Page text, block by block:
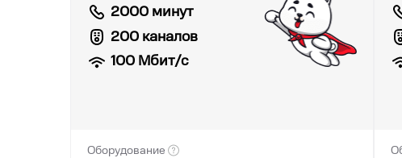
2000 минут
200 каналов
100 Мбит/с
Оборудование